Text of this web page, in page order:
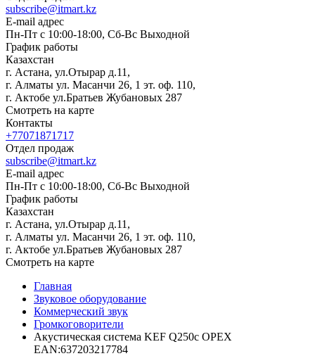
subscribe@itmart.kz
E-mail адрес
Пн-Пт с 10:00-18:00, Сб-Вс Выходной
График работы
Казахстан
г. Астана, ул.Отырар д.11,
г. Алматы ул. Масанчи 26, 1 эт. оф. 110,
г. Актобе ул.Братьев Жубановых 287
Смотреть на карте
Контакты
+77071871717
Отдел продаж
subscribe@itmart.kz
E-mail адрес
Пн-Пт с 10:00-18:00, Сб-Вс Выходной
График работы
Казахстан
г. Астана, ул.Отырар д.11,
г. Алматы ул. Масанчи 26, 1 эт. оф. 110,
г. Актобе ул.Братьев Жубановых 287
Смотреть на карте
Главная
Звуковое оборудование
Коммерческий звук
Громкоговорители
Акустическая система KEF Q250c ОРЕХ
EAN:637203217784